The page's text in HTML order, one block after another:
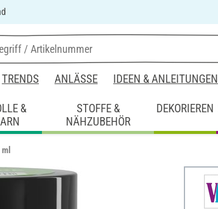
TRENDS ANLÄSSE IDEEN & ANLEITUNGEN
&
STOFFE &
NÄHZUBEHÖR
DEKORIEREN